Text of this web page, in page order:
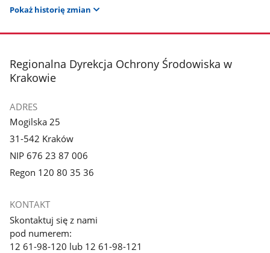
Pokaż historię zmian
stopka
Regionalna Dyrekcja Ochrony Środowiska w
Krakowie
ADRES
Mogilska 25
31-542 Kraków
NIP 676 23 87 006
Regon 120 80 35 36
KONTAKT
Skontaktuj się z nami
pod numerem:
12 61-98-120 lub 12 61-98-121